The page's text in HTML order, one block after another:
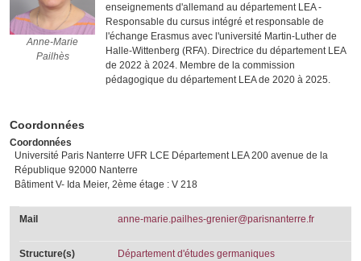
Anne-Marie Pailhès
Anne-Marie
Pailhès
enseignements d'allemand au département LEA -
Responsable du cursus intégré et responsable de
l'échange Erasmus avec l'université Martin-Luther de
Halle-Wittenberg (RFA). Directrice du département LEA
de 2022 à 2024. Membre de la commission
pédagogique du département LEA de 2020 à 2025.
Coordonnées
Coordonnées
Université Paris Nanterre UFR LCE Département LEA 200 avenue de la
République 92000 Nanterre
Bâtiment V- Ida Meier, 2ème étage : V 218
Mail anne-marie.pailhes-grenier@parisnanterre.fr
Structure(s) Département d'études germaniques